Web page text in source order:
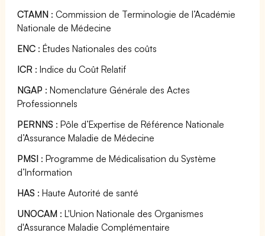
CTAMN : Commission de Terminologie de l’Académie
Nationale de Médecine
ENC : Études Nationales des coûts
ICR : Indice du Coût Relatif
NGAP : Nomenclature Générale des Actes
Professionnels
PERNNS : Pôle d’Expertise de Référence Nationale
d’Assurance Maladie de Médecine
PMSI : Programme de Médicalisation du Système
d’Information
HAS : Haute Autorité de santé
UNOCAM : L'Union Nationale des Organismes
d'Assurance Maladie Complémentaire